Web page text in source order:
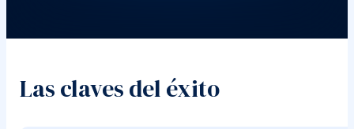
Las claves del éxito